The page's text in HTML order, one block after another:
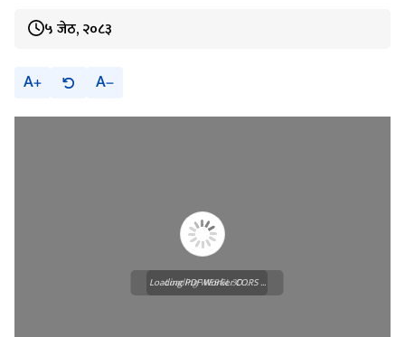
५ जेठ, २०८३
A A
Loading WEBGL 3D ...
Loading PDF Worker CORS ...